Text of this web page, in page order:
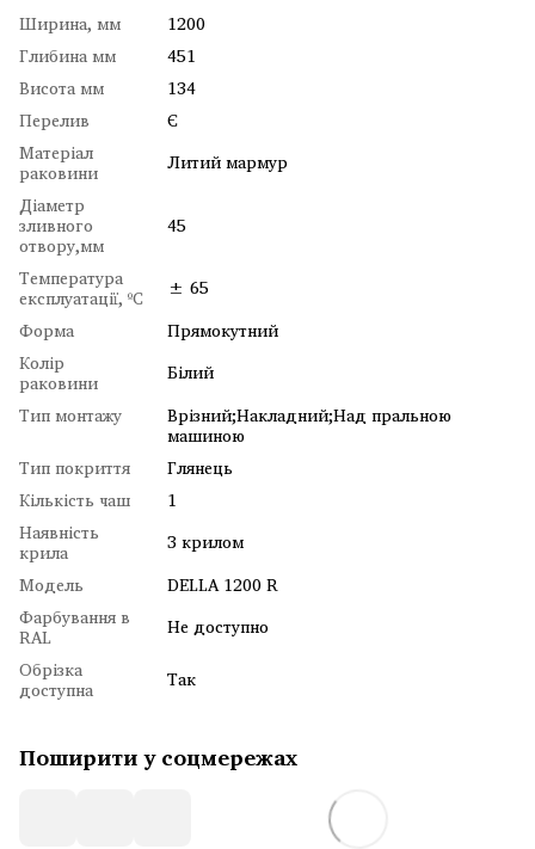
Ширина, мм
1200
Глибина мм
451
Висота мм
134
Перелив
Є
Матеріал
раковини
Литий мармур
Діаметр
зливного
отвору,мм
45
Температура
експлуатації, ºC
± 65
Форма
Прямокутний
Колір
раковини
Білий
Тип монтажу
Врізний;Накладний;Над пральною
машиною
Тип покриття
Глянець
Кількість чаш
1
Наявність
крила
З крилом
Модель
DELLA 1200 R
Фарбування в
RAL
Не доступно
Обрізка
доступна Так
Поширити у соцмережах